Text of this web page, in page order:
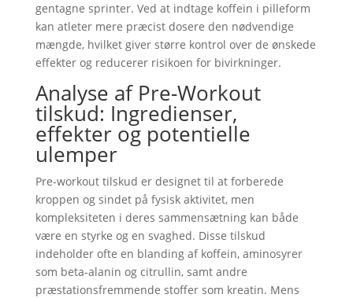
gentagne sprinter. Ved at indtage koffein i pilleform
kan atleter mere præcist dosere den nødvendige
mængde, hvilket giver større kontrol over de ønskede
effekter og reducerer risikoen for bivirkninger.
Analyse af Pre-Workout
tilskud: Ingredienser,
effekter og potentielle
ulemper
Pre-workout tilskud er designet til at forberede
kroppen og sindet på fysisk aktivitet, men
kompleksiteten i deres sammensætning kan både
være en styrke og en svaghed. Disse tilskud
indeholder ofte en blanding af koffein, aminosyrer
som beta-alanin og citrullin, samt andre
præstationsfremmende stoffer som kreatin. Mens